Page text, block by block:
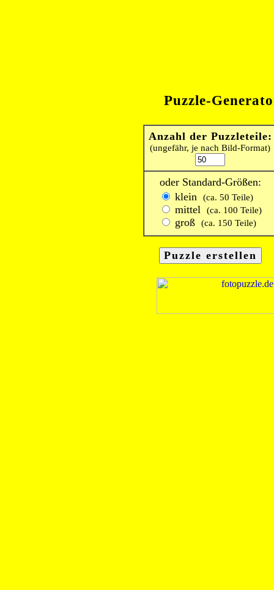
Puzzle-
Anzahl der Puzzleteile:
(ungefähr, je nach Bild-Format)
oder Standard-Größen:
klein
(ca. 50 Teile)
mittel (ca. 100 Teile)
groß (ca. 150 Teile)